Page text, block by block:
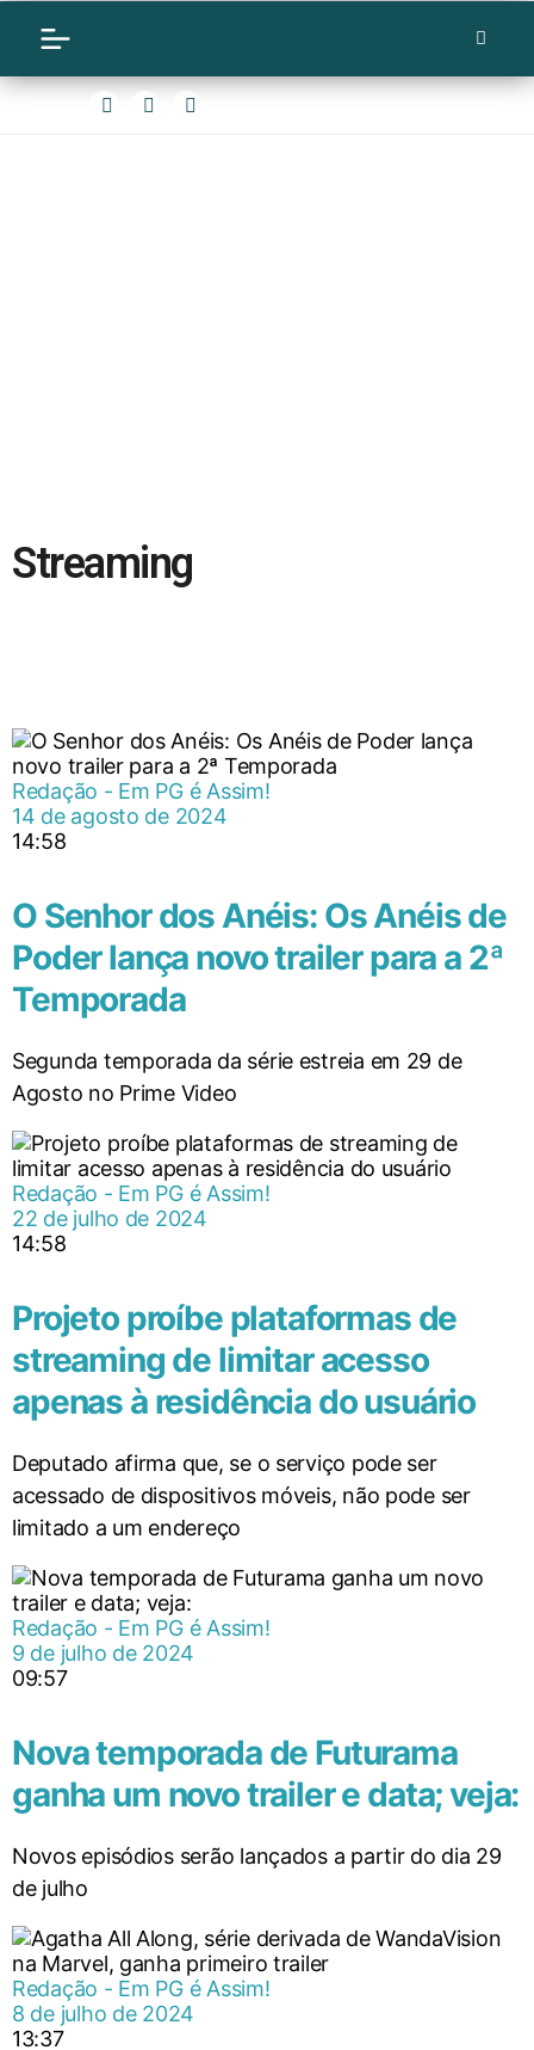
Streaming
Redação - Em PG é Assim!
14 de agosto de 2024
14:58
O Senhor dos Anéis: Os Anéis de
Poder lança novo trailer para a 2ª
Temporada
Segunda temporada da série estreia em 29 de
Agosto no Prime Video
Redação - Em PG é Assim!
22 de julho de 2024
14:58
Projeto proíbe plataformas de
streaming de limitar acesso
apenas à residência do usuário
Deputado afirma que, se o serviço pode ser
acessado de dispositivos móveis, não pode ser
limitado a um endereço
Redação - Em PG é Assim!
9 de julho de 2024
09:57
Nova temporada de Futurama
ganha um novo trailer e data; veja:
Novos episódios serão lançados a partir do dia 29
de julho
Redação - Em PG é Assim!
8 de julho de 2024
13:37